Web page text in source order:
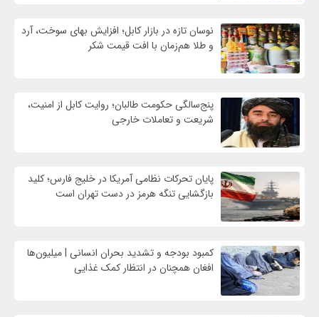
نوسان تازه در بازار کابل؛ افزایش بهای سوخت، آرد
و طلا هم‌زمان با افت قیمت شکر
پنج‌سالگی حکومت طالبان؛ روایت کابل از امنیت،
شریعت و تعاملات خارجی
پایان تحرکات نظامی آمریکا در خلیج فارس؛ کلید
بازگشایی تنگه هرمز در دست تهران است
کمبود بودجه و تشدید بحران انسانی | میلیون‌ها
افغان همچنان در انتظار کمک غذایی